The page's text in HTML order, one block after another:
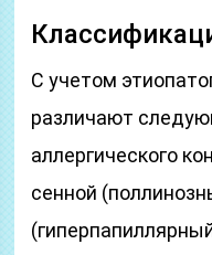
С учетом
различают
аллергического
сенной